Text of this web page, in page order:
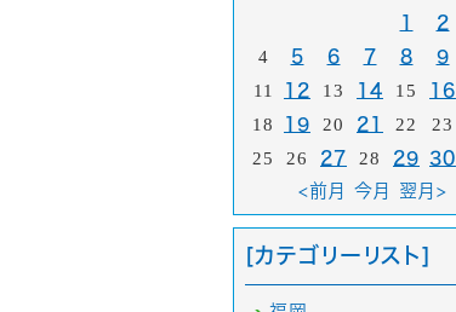
1 2
4
5 6 7 8 9
11 12 13 14 15 16
18
19 20 21 22 23
25
26 27 28 29 30
<前月
今月 翌月>
[カテゴリーリスト]